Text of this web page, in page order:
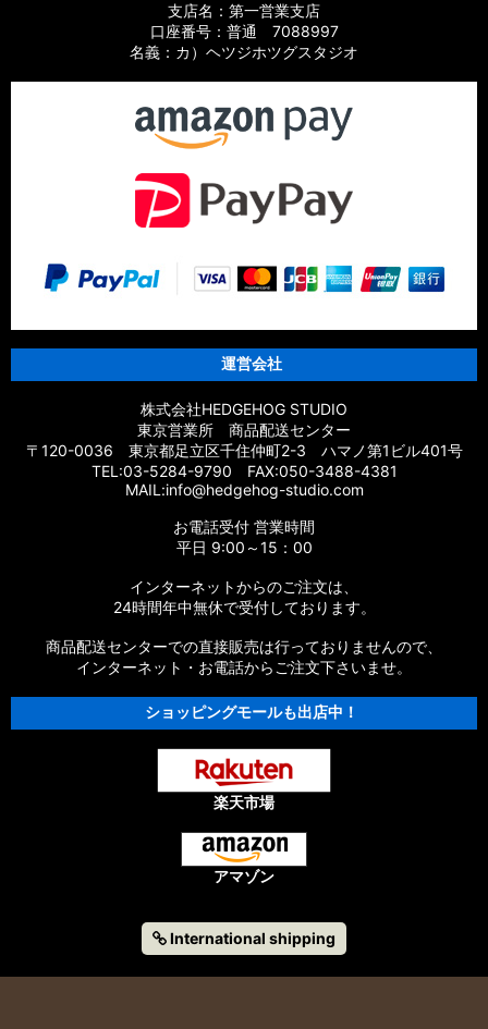
支店名：第一営業支店
口座番号：普通 7088997
名義：カ）ヘツジホツグスタジオ
運営会社
株式会社HEDGEHOG STUDIO
東京営業所 商品配送センター
〒120-0036 東京都足立区千住仲町2-3 ハマノ第1ビル401号
TEL:03-5284-9790 FAX:050-3488-4381
MAIL:info@hedgehog-studio.com
お電話受付 営業時間
平日 9:00～15：00
インターネットからのご注文は、
24時間年中無休で受付しております。
商品配送センターでの直接販売は行っておりませんので、
インターネット・お電話からご注文下さいませ。
ショッピングモールも出店中！
楽天市場
アマゾン
International shipping